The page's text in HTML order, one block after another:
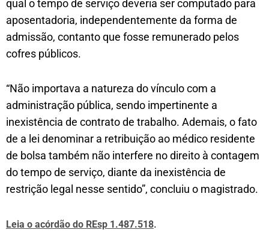
qual o tempo de serviço deveria ser computado para
aposentadoria, independentemente da forma de
admissão, contanto que fosse remunerado pelos
cofres públicos.
“Não importava a natureza do vínculo com a
administração pública, sendo impertinente a
inexistência de contrato de trabalho. Ademais, o fato
de a lei denominar a retribuição ao médico residente
de bolsa também não interfere no direito à contagem
do tempo de serviço, diante da inexistência de
restrição legal nesse sentido”, concluiu o magistrado.
Leia o acórdão do REsp 1.487.518.